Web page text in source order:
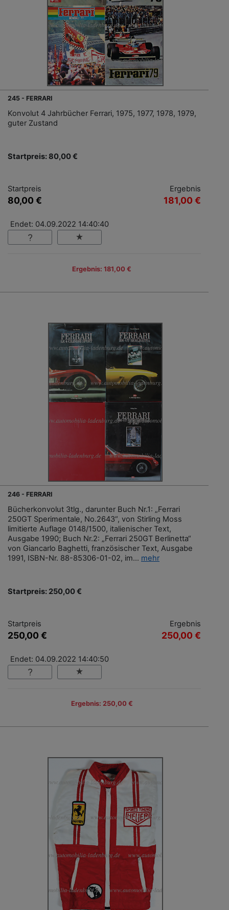
245 - FERRARI
Konvolut 4 Jahrbücher Ferrari, 1975, 1977, 1978, 1979,
guter Zustand
Startpreis: 80,00 €
Startpreis
80,00 €
Ergebnis
181,00 €
Endet: 04.09.2022 14:40:40
Ergebnis: 181,00 €
246 - FERRARI
Bücherkonvolut 3tlg., darunter Buch Nr.1: „Ferrari
250GT Sperimentale, No.2643“, von Stirling Moss
limitierte Auflage 0148/1500, italienischer Text,
Ausgabe 1990; Buch Nr.2: „Ferrari 250GT Berlinetta“
von Giancarlo Baghetti, französischer Text, Ausgabe
1991, ISBN-Nr. 88-85306-01-02, im... mehr
Startpreis: 250,00 €
Startpreis
250,00 €
Ergebnis
250,00 €
Endet: 04.09.2022 14:40:50
Ergebnis: 250,00 €